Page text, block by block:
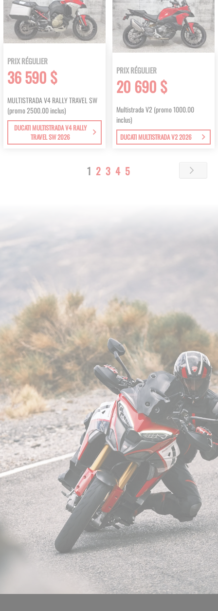
PRIX RÉGULIER
36 590 $
MULTISTRADA V4 RALLY TRAVEL SW
(promo 2500.00 inclus)
DUCATI MULTISTRADA V4 RALLY
TRAVEL SW 2026
PRIX RÉGULIER
20 690 $
Multistrada V2 (promo 1000.00
inclus)
DUCATI MULTISTRADA V2 2026
Page
You're
1 Page
2 Page
3 Page
4 Page
5